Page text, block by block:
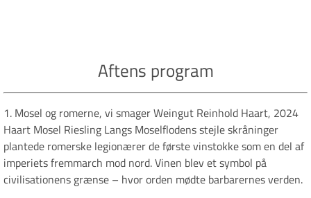
Aftens program
1. Mosel og romerne, vi smager Weingut Reinhold Haart, 2024
Haart Mosel Riesling Langs Moselflodens stejle skråninger
plantede romerske legionærer de første vinstokke som en del af
imperiets fremmarch mod nord. Vinen blev et symbol på
civilisationens grænse – hvor orden mødte barbarernes verden.